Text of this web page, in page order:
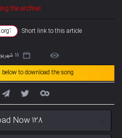
the archive
Short link to this article :
11 شهریور 1398
to download the song
Now 128